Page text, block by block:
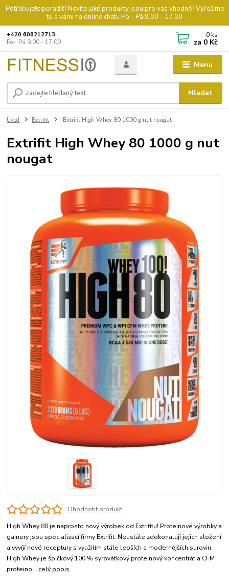
Potřebujete poradit? Nevíte jaké produkty jsou pro vás vhodné? Vyřešíme
to s vámi na online chatu Po - Pá 9.00 - 17.00
Menu
Hledat
+420 608212713
Po - Pá 9.00 - 17.00
0 ks
za 0 Kč
Úvod Extrifit Extrifit High Whey 80 1000 g nut nougat
Extrifit High Whey 80 1000 g nut
nougat
Ohodnotit produkt
High Whey 80 je naprosto nový výrobek od Extrifitu! Proteinové výrobky a
gainery jsou specializací firmy Extrifit. Neustále zdokonalují jejich složení
a vyvíjí nové receptury s využitím stále lepších a modernějších surovin.
High Whey je špičkový 100 % syrovátkový proteinový koncentrát a CFM
proteino... celý popis